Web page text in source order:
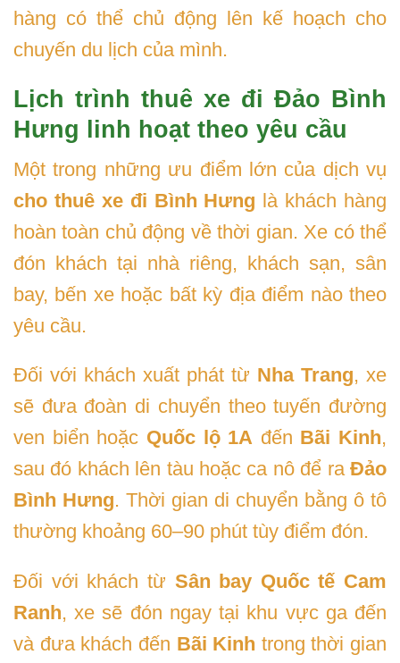
hàng có thể chủ động lên kế hoạch cho
chuyến du lịch của mình.
Lịch trình thuê xe đi Đảo Bình
Hưng linh hoạt theo yêu cầu
Một trong những ưu điểm lớn của dịch vụ
cho thuê xe đi Bình Hưng là khách hàng
hoàn toàn chủ động về thời gian. Xe có thể
đón khách tại nhà riêng, khách sạn, sân
bay, bến xe hoặc bất kỳ địa điểm nào theo
yêu cầu.
Đối với khách xuất phát từ Nha Trang, xe
sẽ đưa đoàn di chuyển theo tuyến đường
ven biển hoặc Quốc lộ 1A đến Bãi Kinh,
sau đó khách lên tàu hoặc ca nô để ra Đảo
Bình Hưng. Thời gian di chuyển bằng ô tô
thường khoảng 60–90 phút tùy điểm đón.
Đối với khách từ Sân bay Quốc tế Cam
Ranh, xe sẽ đón ngay tại khu vực ga đến
và đưa khách đến Bãi Kinh trong thời gian